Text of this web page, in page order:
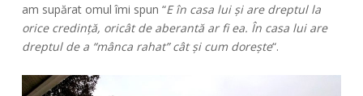
am supărat omul îmi spun “E în casa lui și are dreptul la
orice credință, oricât de aberantă ar fi ea. În casa lui are
dreptul de a “mânca rahat” cât și cum dorește“.